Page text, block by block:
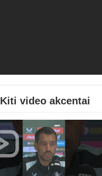
Kiti video akcentai